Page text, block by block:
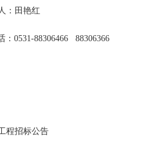
艳红
88306466 88306366
程招标公告